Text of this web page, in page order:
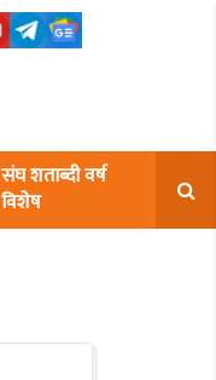
संघ शताब्दी वर्ष
विशेष